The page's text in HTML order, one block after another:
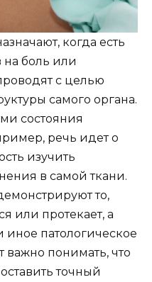
когда есть
боль или
с целью
самого органа.
состояния
речь идет о
изучить
в самой ткани.
то,
или протекает, а
иное патологическое
важно понимать, что
точный